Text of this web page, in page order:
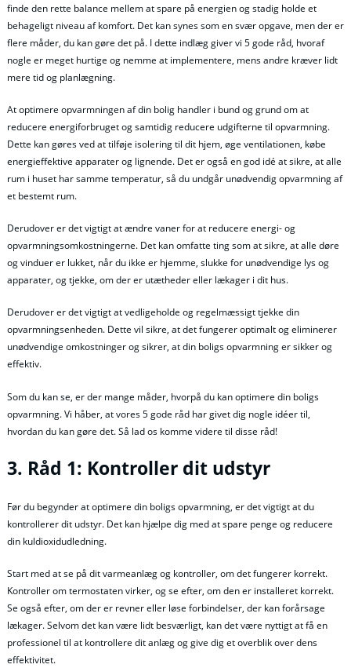
finde den rette balance mellem at spare på energien og stadig holde et
behageligt niveau af komfort. Det kan synes som en svær opgave, men der er
flere måder, du kan gøre det på. I dette indlæg giver vi 5 gode råd, hvoraf
nogle er meget hurtige og nemme at implementere, mens andre kræver lidt
mere tid og planlægning.
At optimere opvarmningen af din bolig handler i bund og grund om at
reducere energiforbruget og samtidig reducere udgifterne til opvarmning.
Dette kan gøres ved at tilføje isolering til dit hjem, øge ventilationen, købe
energieffektive apparater og lignende. Det er også en god idé at sikre, at alle
rum i huset har samme temperatur, så du undgår unødvendig opvarmning af
et bestemt rum.
Derudover er det vigtigt at ændre vaner for at reducere energi- og
opvarmningsomkostningerne. Det kan omfatte ting som at sikre, at alle døre
og vinduer er lukket, når du ikke er hjemme, slukke for unødvendige lys og
apparater, og tjekke, om der er utætheder eller lækager i dit hus.
Derudover er det vigtigt at vedligeholde og regelmæssigt tjekke din
opvarmningsenheden. Dette vil sikre, at det fungerer optimalt og eliminerer
unødvendige omkostninger og sikrer, at din boligs opvarmning er sikker og
effektiv.
Som du kan se, er der mange måder, hvorpå du kan optimere din boligs
opvarmning. Vi håber, at vores 5 gode råd har givet dig nogle idéer til,
hvordan du kan gøre det. Så lad os komme videre til disse råd!
3. Råd 1: Kontroller dit udstyr
Før du begynder at optimere din boligs opvarmning, er det vigtigt at du
kontrollerer dit udstyr. Det kan hjælpe dig med at spare penge og reducere
din kuldioxidudledning.
Start med at se på dit varmeanlæg og kontroller, om det fungerer korrekt.
Kontroller om termostaten virker, og se efter, om den er installeret korrekt.
Se også efter, om der er revner eller løse forbindelser, der kan forårsage
lækager. Selvom det kan være lidt besværligt, kan det være nyttigt at få en
professionel til at kontrollere dit anlæg og give dig et overblik over dens
effektivitet.